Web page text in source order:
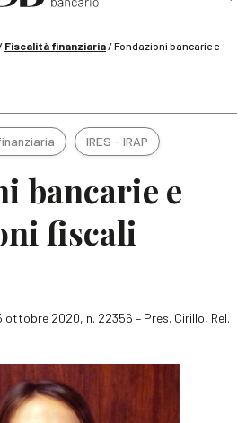
sanzionatorio del TUF
Fiscalità finanziaria/Fondazioni bancarie e
IRES - IRAP
bancarie e
fiscali
ottobre 2020, n. 22356 – Pres. Cirillo, Rel.